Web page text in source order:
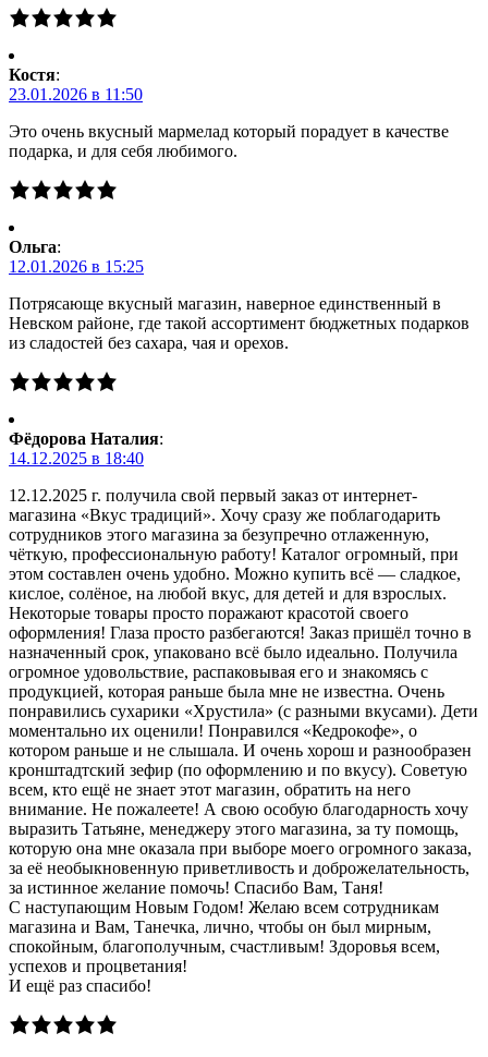
Костя:
23.01.2026 в 11:50
Это очень вкусный мармелад который порадует в качестве
подарка, и для себя любимого.
Ольга:
12.01.2026 в 15:25
Потрясающе вкусный магазин, наверное единственный в
Невском районе, где такой ассортимент бюджетных подарков
из сладостей без сахара, чая и орехов.
Фёдорова Наталия:
14.12.2025 в 18:40
12.12.2025 г. получила свой первый заказ от интернет-
магазина «Вкус традиций». Хочу сразу же поблагодарить
сотрудников этого магазина за безупречно отлаженную,
чёткую, профессиональную работу! Каталог огромный, при
этом составлен очень удобно. Можно купить всё — сладкое,
кислое, солёное, на любой вкус, для детей и для взрослых.
Некоторые товары просто поражают красотой своего
оформления! Глаза просто разбегаются! Заказ пришёл точно в
назначенный срок, упаковано всё было идеально. Получила
огромное удовольствие, распаковывая его и знакомясь с
продукцией, которая раньше была мне не известна. Очень
понравились сухарики «Хрустила» (с разными вкусами). Дети
моментально их оценили! Понравился «Кедрокофе», о
котором раньше и не слышала. И очень хорош и разнообразен
кронштадтский зефир (по оформлению и по вкусу). Советую
всем, кто ещё не знает этот магазин, обратить на него
внимание. Не пожалеете! А свою особую благодарность хочу
выразить Татьяне, менеджеру этого магазина, за ту помощь,
которую она мне оказала при выборе моего огромного заказа,
за её необыкновенную приветливость и доброжелательность,
за истинное желание помочь! Спасибо Вам, Таня!
С наступающим Новым Годом! Желаю всем сотрудникам
магазина и Вам, Танечка, лично, чтобы он был мирным,
спокойным, благополучным, счастливым! Здоровья всем,
успехов и процветания!
И ещё раз спасибо!